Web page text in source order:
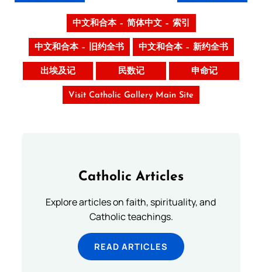
中文和合本 – 简体中文 – 索引
中文和合本 – 旧约全书 中文和合本 – 新约全书
出埃及记 民数记 申命记
Visit Catholic Gallery Main Site
Catholic Articles
Explore articles on faith, spirituality, and
Catholic teachings.
READ ARTICLES